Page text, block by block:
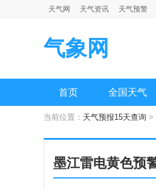
天气网 天气资讯 天气预警
气象网
首页 全国天气
当前位置： 天气预报15天查询 >
墨江雷电黄色预